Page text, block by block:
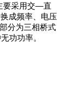
要采用交—直
成频率、电压
分为三相桥式
功功率。